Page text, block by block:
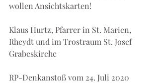
wollen Ansichtskarten!
Klaus Hurtz, Pfarrer in St. Marien,
Rheydt und im Trostraum St. Josef
Grabeskirche
RP-Denkanstoß vom 24. Juli 2020